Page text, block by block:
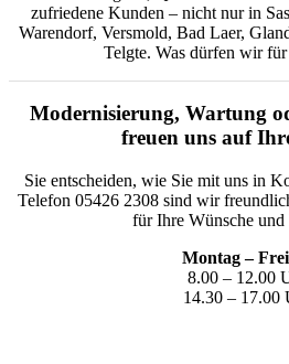
zufriedene Kunden – nicht nur in
Warendorf, Versmold, Bad Laer,
Telgte. Was dürfen wir für
Modernisierung, Wartung
freuen uns auf
Sie entscheiden, wie Sie mit uns in
Telefon 05426 2308 sind wir
für Ihre Wünsche und
Montag –
8.00 – 12.00
14.30 – 17.00